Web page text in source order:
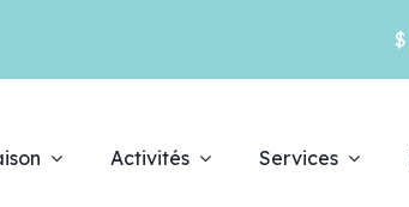
$
Activités Services